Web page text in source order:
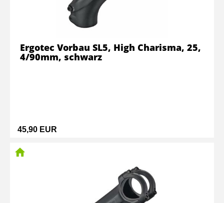
45,90 EUR
Ergotec Vorbau SL5, High Charisma, 25,
4/90mm, schwarz